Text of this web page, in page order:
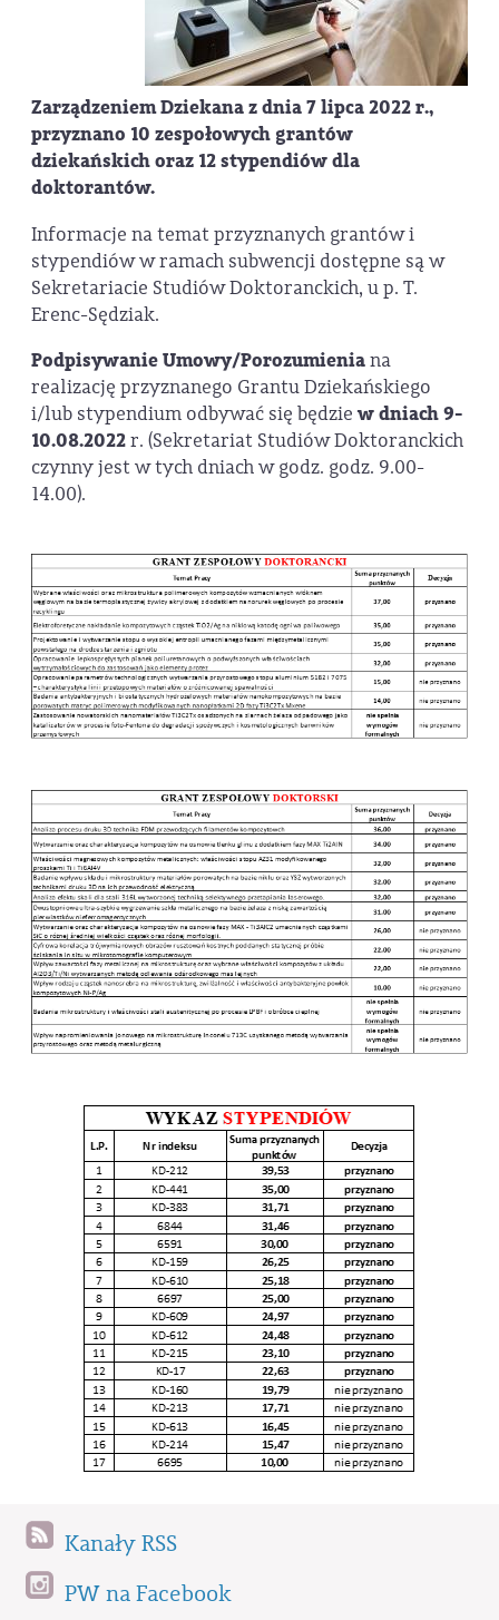
Zarządzeniem Dziekana z dnia 7 lipca 2022 r.,
przyznano 10 zespołowych grantów
dziekańskich oraz 12 stypendiów dla
doktorantów.
Informacje na temat przyznanych grantów i
stypendiów w ramach subwencji dostępne są w
Sekretariacie Studiów Doktoranckich, u p. T.
Erenc-Sędziak.
Podpisywanie Umowy/Porozumieniana
realizację przyznanego Grantu Dziekańskiego
i/lub stypendium odbywać się będziew dniach 9-
10.08.2022r. (Sekretariat Studiów Doktoranckich
czynny jest w tych dniach w godz. godz. 9.00-
14.00).
Kanały RSS
PW na Facebook